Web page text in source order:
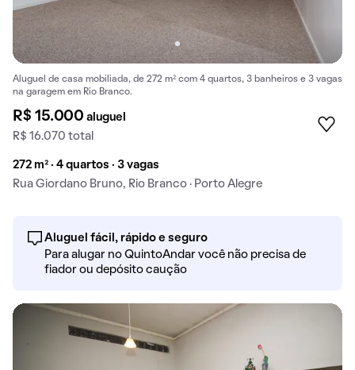
Aluguel de casa mobiliada, de 272 m² com 4 quartos, 3 banheiros e 3 vagas
na garagem em Rio Branco.
R$ 15.000aluguel
R$ 16.070 total
272 m² · 4 quartos · 3 vagas
Rua Giordano Bruno, Rio Branco · Porto Alegre
Aluguel fácil, rápido e seguro
Para alugar no QuintoAndar você não precisa de
fiador ou depósito caução